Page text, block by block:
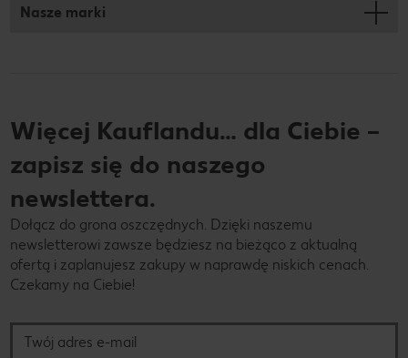
Nasze marki
Więcej Kauflandu… dla Ciebie –
zapisz się do naszego
newslettera.
Dołącz do grona oszczędnych. Dzięki naszemu
newsletterowi zawsze będziesz na bieżąco z aktualną
ofertą i zaplanujesz zakupy w naprawdę niskich cenach.
Czekamy na Ciebie!